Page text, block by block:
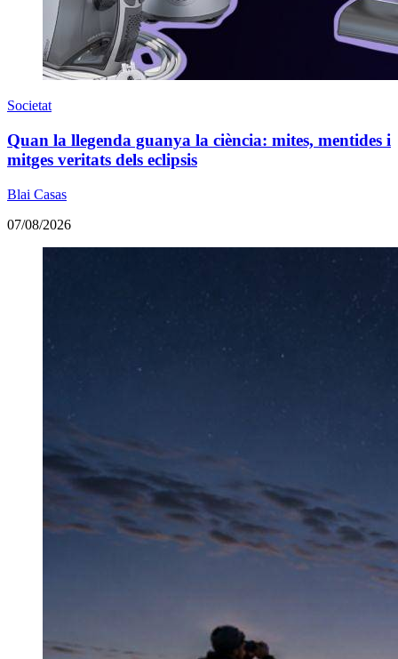
Societat
Quan la llegenda guanya la ciència: mites, mentides i
mitges veritats dels eclipsis
Blai Casas
07/08/2026